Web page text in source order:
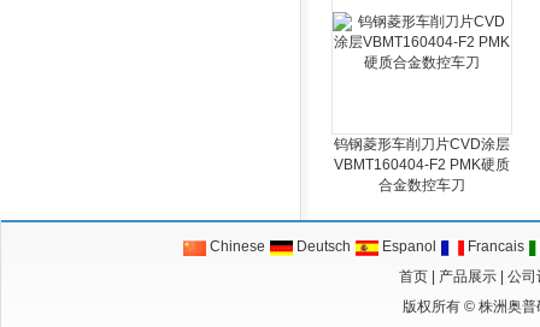
钨钢菱形车削刀片CVD涂层
VBMT160404-F2 PMK硬质
合金数控车刀
Chinese Deutsch Espanol
Francais
首页
产品展示
公司
版权所有 © 株洲奥普